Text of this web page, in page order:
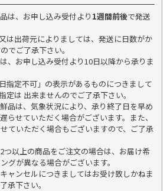
は、お申し込み受付より 1週間前後で発送
は出荷元によりましては、発送に日数がか
でご了承下さい。
、お申し込み受付より10日以降から承りま
指定不可」の表示があるものにつきまして
定は 出来ませんのでご了承下さい。
品は、気象状況により、承り終了日を早め
らせていただく場合がございます。また、
ていただく場合もございますので、ご了承
つ以上の商品をご注文の場合は、お届け希
グが異なる場合がございます。
ャンセルにつきましてはお受け致しかねま
承下さい。